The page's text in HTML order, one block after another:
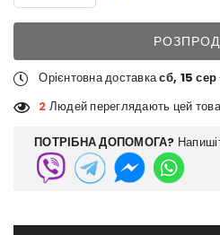
Орієнтовна доставкасб, 15 сер
2 Людей переглядають цей
ПОТРІБНА ДОПОМОГА?